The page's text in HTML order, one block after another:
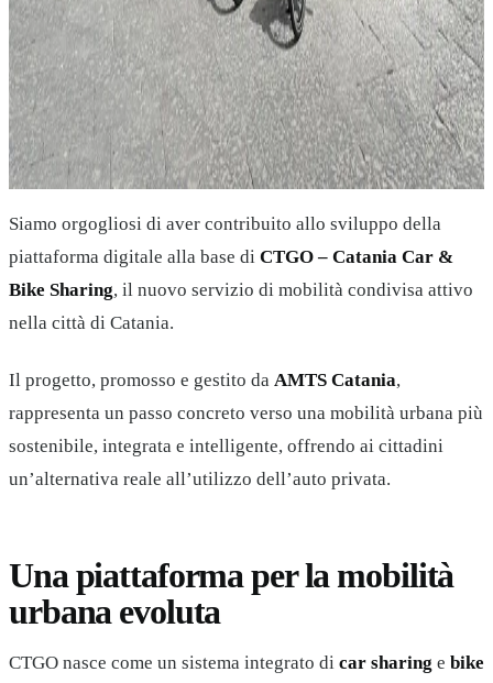
Siamo orgogliosi di aver contribuito allo sviluppo della
piattaforma digitale alla base di CTGO – Catania Car &
Bike Sharing, il nuovo servizio di mobilità condivisa attivo
nella città di Catania.
Il progetto, promosso e gestito da AMTS Catania,
rappresenta un passo concreto verso una mobilità urbana più
sostenibile, integrata e intelligente, offrendo ai cittadini
un’alternativa reale all’utilizzo dell’auto privata.
Una piattaforma per la mobilità
urbana evoluta
CTGO nasce come un sistema integrato di car sharing e bike